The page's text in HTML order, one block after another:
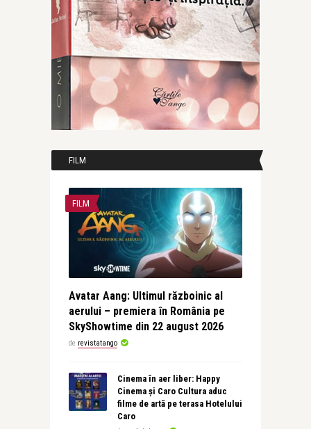
FILM
FILM
Avatar Aang: Ultimul războinic al
aerului – premiera în România pe
SkyShowtime din 22 august 2026
de revistatango
Cinema în aer liber: Happy
Cinema și Caro Cultura aduc
filme de artă pe terasa Hotelului
Caro